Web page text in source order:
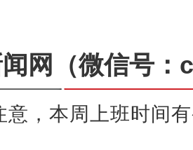
网 （微信号
意，本周上班时间
丨新疆小朋友被问最